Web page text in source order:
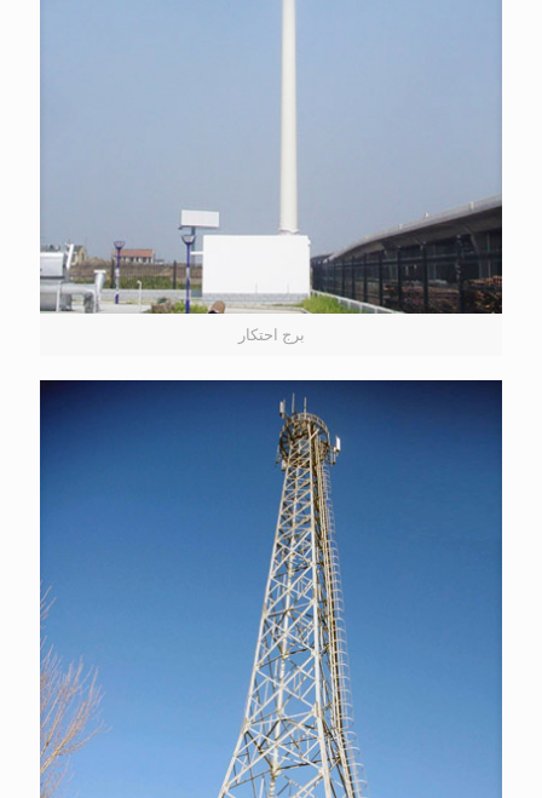
برج احتكار